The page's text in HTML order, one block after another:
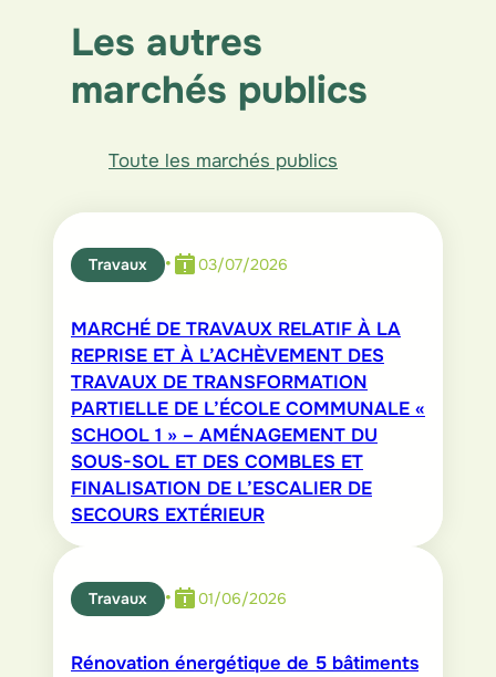
k
e
d
I
e
b
o
o
t
s
A
p
i
l
r
e
Les autres
marchés publics
Toute les marchés publics
Travaux • 03/07/2026
MARCHÉ DE TRAVAUX RELATIF À LA
REPRISE ET À L’ACHÈVEMENT DES
TRAVAUX DE TRANSFORMATION
PARTIELLE DE L’ÉCOLE COMMUNALE «
SCHOOL 1 » – AMÉNAGEMENT DU
SOUS-SOL ET DES COMBLES ET
FINALISATION DE L’ESCALIER DE
SECOURS EXTÉRIEUR
Travaux • 01/06/2026
Rénovation énergétique de 5 bâtiments